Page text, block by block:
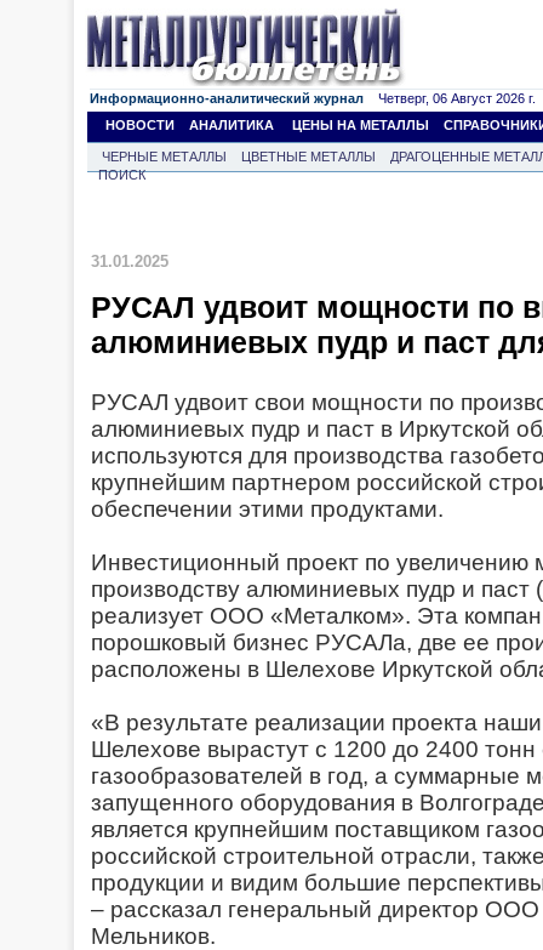
Информационно-аналитический журнал Четверг, 06 Август 2026 г.
НОВОСТИ
АНАЛИТИКА ЦЕНЫ НА МЕТАЛЛЫ
ЧЕРНЫЕ МЕТАЛЛЫ ЦВЕТНЫЕ МЕТАЛЛЫ
ДРАГОЦЕННЫЕ
ПОИСК
31.01.2025
РУСАЛ удвоит мощности по
алюминиевых пудр и паст
РУСАЛ удвоит свои мощности по
алюминиевых пудр и паст в Иркутской
используются для производства
крупнейшим партнером российской
обеспечении этими продуктами.
Инвестиционный проект по увеличению
производству алюминиевых пудр и паст
реализует ООО «Металком». Эта
порошковый бизнес РУСАЛа, две ее
расположены в Шелехове Иркутской
«В результате реализации проекта
Шелехове вырастут с 1200 до 2400
газообразователей в год, а суммарные
запущенного оборудования в
является крупнейшим поставщиком
российской строительной отрасли,
продукции и видим большие
– рассказал генеральный директор
Мельников.